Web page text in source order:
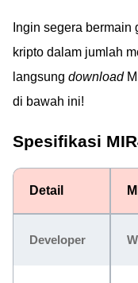
Ingin segera
kripto dalam jumlah
langsung download
di bawah ini!
Spesifikasi
Detail
Developer